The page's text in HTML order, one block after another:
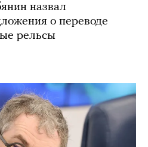
назвал
о переводе
рельсы